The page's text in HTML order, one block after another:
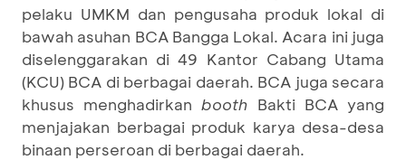
pelaku UMKM dan pengusaha produk lokal di
bawah asuhan BCA Bangga Lokal. Acara ini juga
diselenggarakan di 49 Kantor Cabang Utama
(KCU) BCA di berbagai daerah. BCA juga secara
khusus menghadirkanbooth Bakti BCA yang
menjajakan berbagai produk karya desa-desa
binaan perseroan di berbagai daerah.